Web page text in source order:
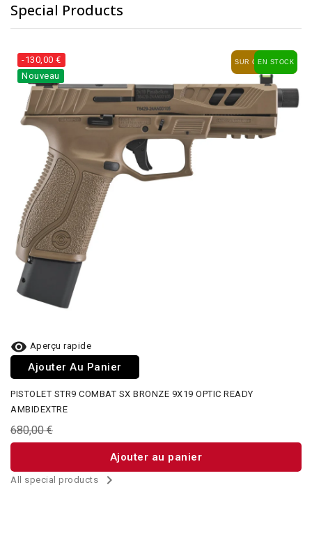
Special Products
SUR COMMANDE
EN STOCK
 Aperçu rapide
Ajouter Au Panier
-130,00 €
Nouveau
PISTOLET STR9 COMBAT SX BRONZE 9X19 OPTIC READY
AMBIDEXTRE
680,00 €
Ajouter au panier
All special products 